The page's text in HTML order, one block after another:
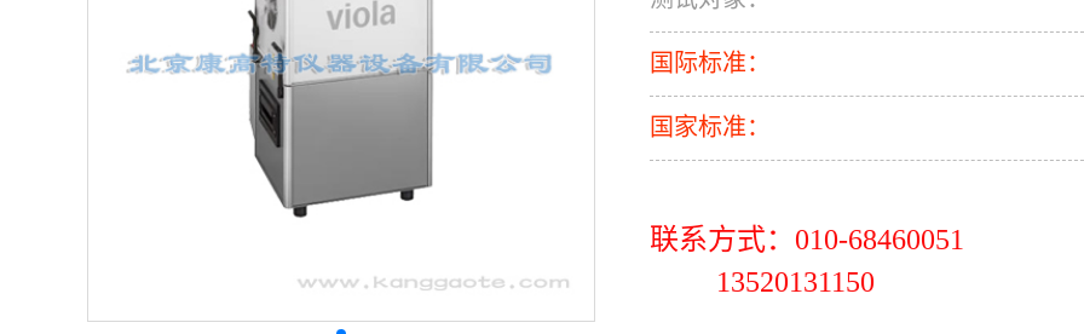
国际标准：
国家标准：
联系方式：010-68460051
13520131150